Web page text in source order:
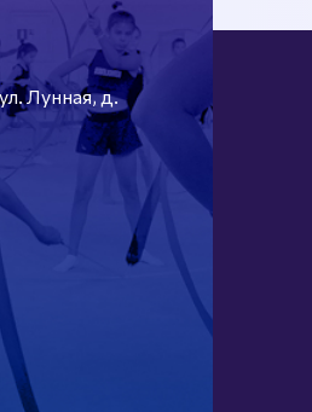
Лунная, д.